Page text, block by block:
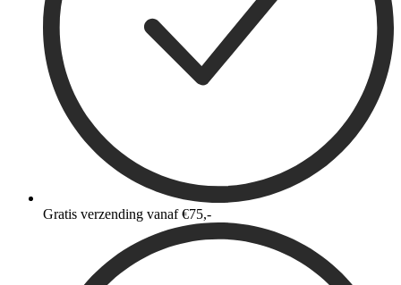
Gratis verzending vanaf €75,-